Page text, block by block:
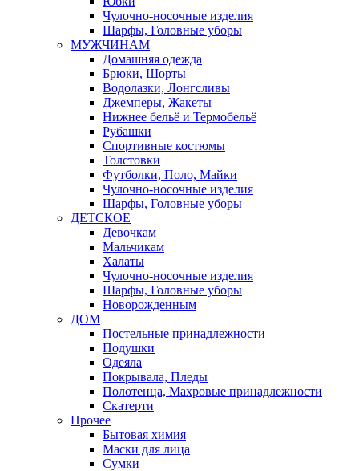
Чулочно-носочные изделия
Шарфы, Головные уборы
МУЖЧИНАМ
Домашняя одежда
Брюки, Шорты
Водолазки, Лонгсливы
Джемперы, Жакеты
Нижнее бельё и Термобельё
Рубашки
Спортивные костюмы
Толстовки
Футболки, Поло, Майки
Чулочно-носочные изделия
Шарфы, Головные уборы
ДЕТСКОЕ
Девочкам
Мальчикам
Халаты
Чулочно-носочные изделия
Шарфы, Головные уборы
Новорожденным
ДОМ
Постельные принадлежности
Подушки
Одеяла
Покрывала, Пледы
Полотенца, Махровые принадлежности
Скатерти
Прочее
Бытовая химия
Маски для лица
Сумки